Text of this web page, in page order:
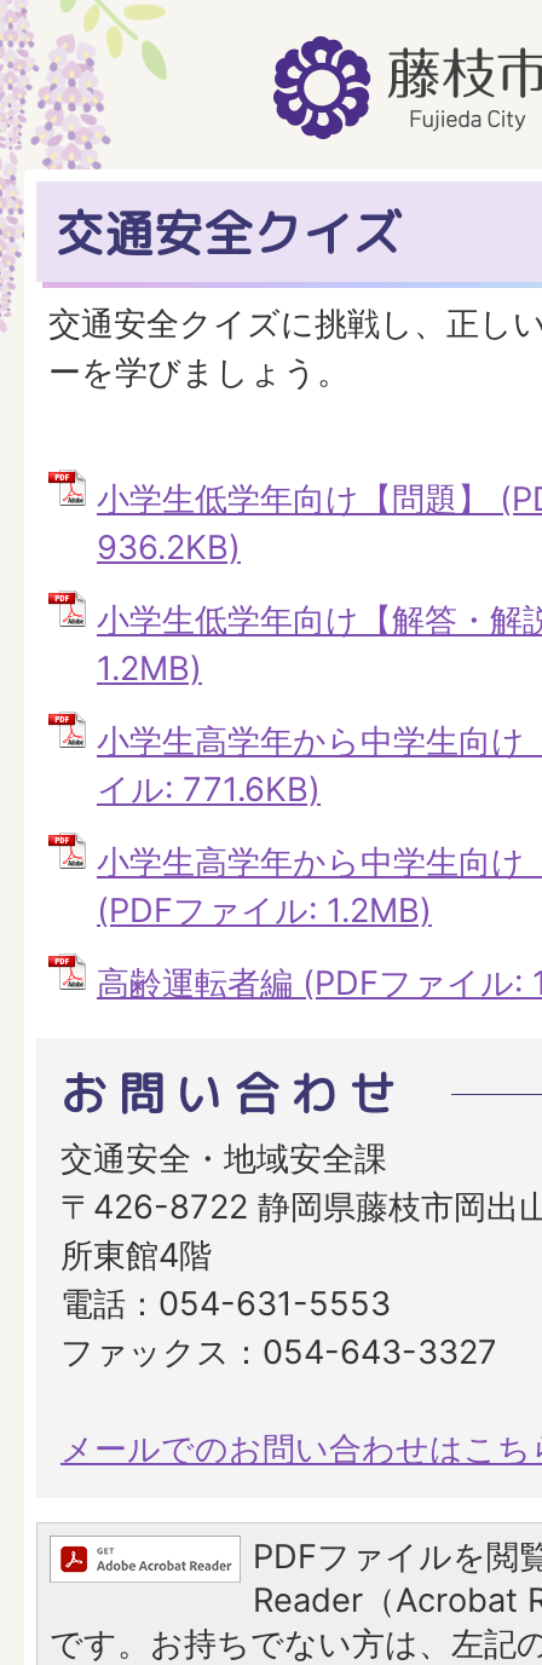
交通安全クイズ
交通安全クイズに挑戦し、正し
ーを学びましょう。
小学生低学年向け【問題】
936.2KB)
小学生低学年向け【解答・解
1.2MB)
小学生高学年から中学生向け
イル: 771.6KB)
小学生高学年から中学生向け
(PDFファイル: 1.2MB)
高齢運転者編 (PDFファイル:
お問い合わせ
交通安全・地域安全課
〒426-8722 静岡県藤枝市岡出
所東館4階
電話：054-631-5553
ファックス：054-643-3327
メールでのお問い合わせはこち
PDFファイルを閲
Reader（Acrobat
です。お持ちでない方は、左記